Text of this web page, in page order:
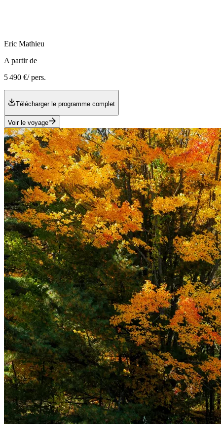
Eric Mathieu
A partir de
5 490 €/ pers.
Télécharger le programme complet
Voir le voyage